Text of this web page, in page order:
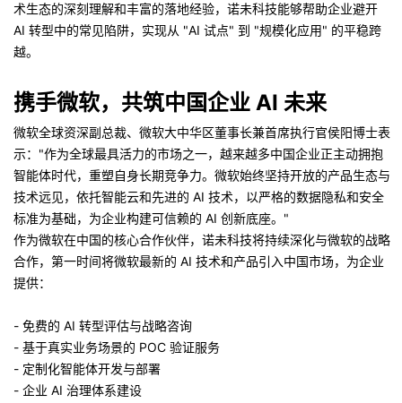
术生态的深刻理解和丰富的落地经验，诺未科技能够帮助企业避开
AI 转型中的常见陷阱，实现从 "AI 试点" 到 "规模化应用" 的平稳跨
越。
携手微软，共筑中国企业 AI 未来
微软全球资深副总裁、微软大中华区董事长兼首席执行官侯阳博士表
示："作为全球最具活力的市场之一，越来越多中国企业正主动拥抱
智能体时代，重塑自身长期竞争力。微软始终坚持开放的产品生态与
技术远见，依托智能云和先进的 AI 技术，以严格的数据隐私和安全
标准为基础，为企业构建可信赖的 AI 创新底座。"
作为微软在中国的核心合作伙伴，诺未科技将持续深化与微软的战略
合作，第一时间将微软最新的 AI 技术和产品引入中国市场，为企业
提供：
- 免费的 AI 转型评估与战略咨询
- 基于真实业务场景的 POC 验证服务
- 定制化智能体开发与部署
- 企业 AI 治理体系建设